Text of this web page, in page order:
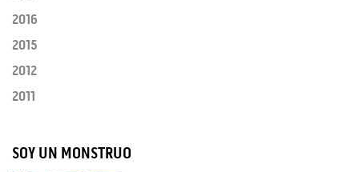
2016
2015
2012
2011
SOY UN MONSTRUO